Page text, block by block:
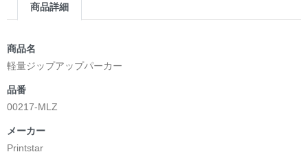
商品詳細
商品名
軽量ジップアップパーカー
品番
00217-MLZ
メーカー
Printstar